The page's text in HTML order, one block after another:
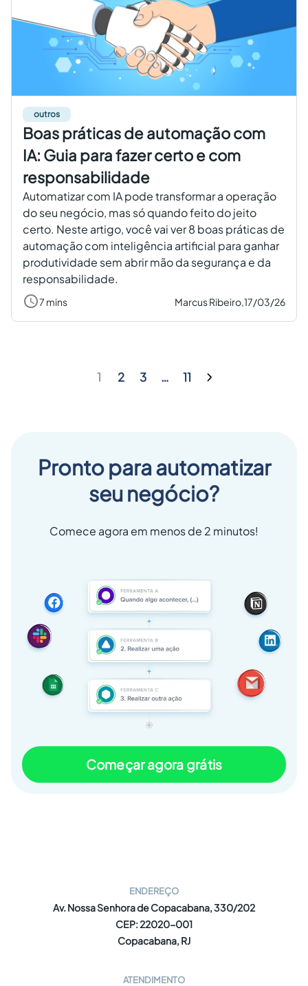
outros
Boas práticas de automação com
IA: Guia para fazer certo e com
responsabilidade
Automatizar com IA pode transformar a operação
do seu negócio, mas só quando feito do jeito
certo. Neste artigo, você vai ver 8 boas práticas de
automação com inteligência artificial para ganhar
produtividade sem abrir mão da segurança e da
responsabilidade.
7 mins Marcus Ribeiro,17/03/26
1 2 3 … 11
Pronto para automatizar
seu negócio?
Comece agora em menos de 2 minutos!
Começar agora grátis
ENDEREÇO
Av. Nossa Senhora de Copacabana, 330/202
CEP: 22020-001
Copacabana, RJ
ATENDIMENTO